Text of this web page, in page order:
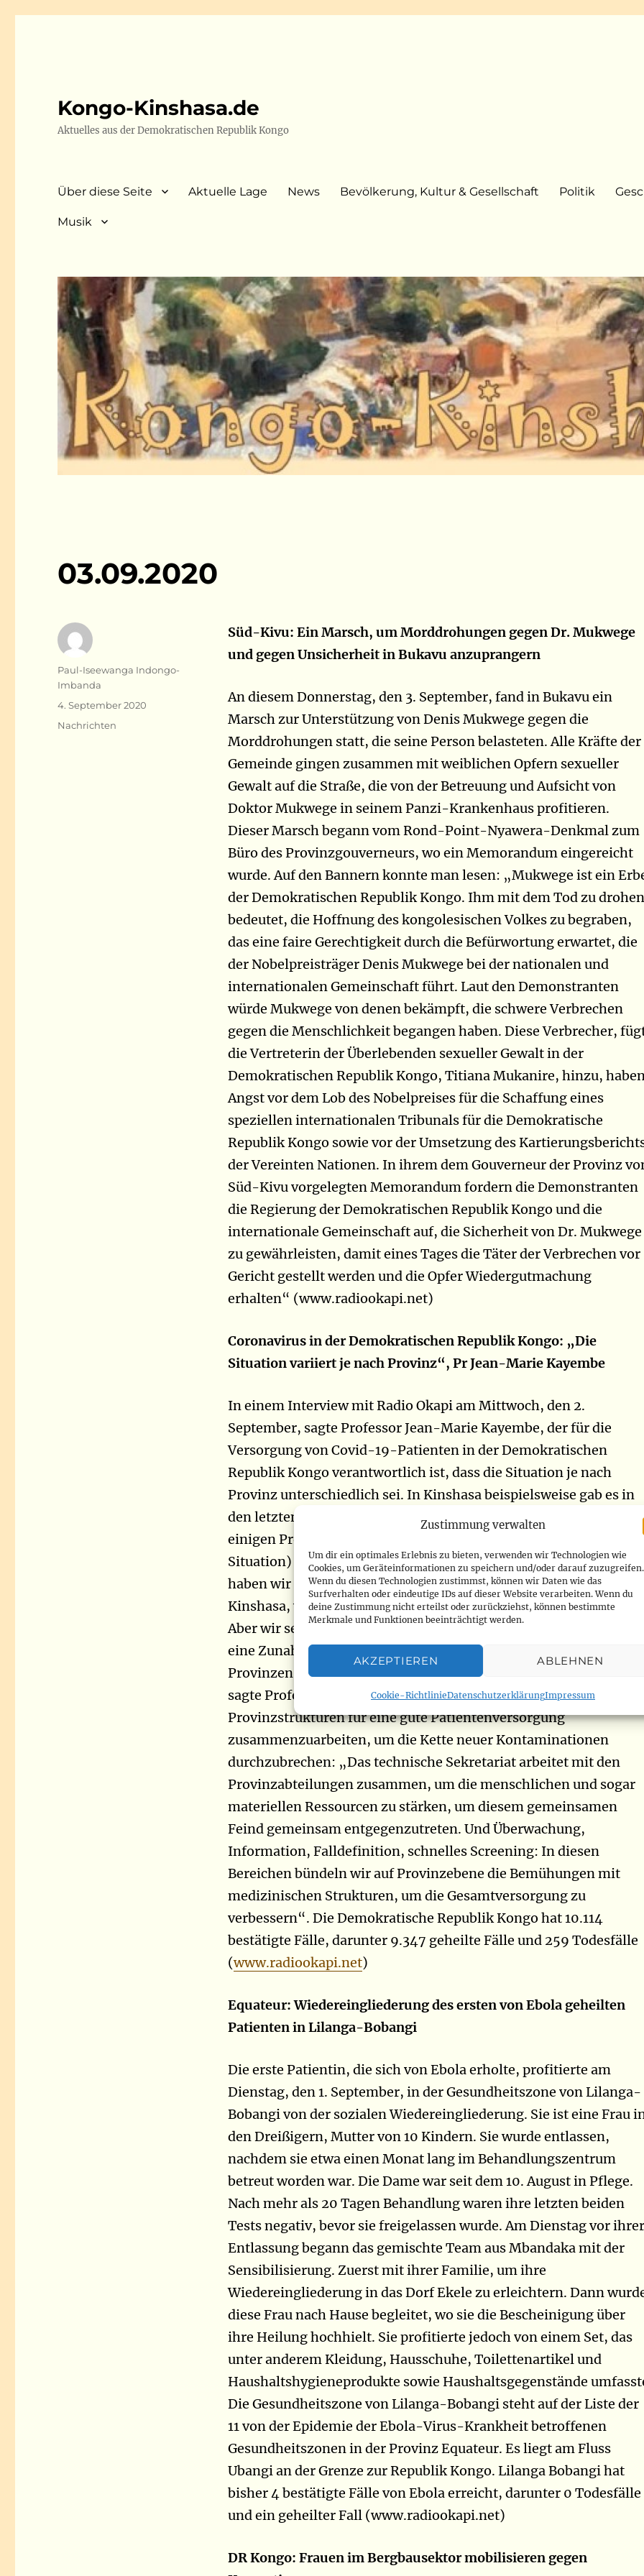
Zustimmung verwalten
Um dir ein optimales Erlebnis zu bieten, verwenden wir Technologien wie
Cookies, um Geräteinformationen zu speichern und/oder darauf zuzugreifen.
Wenn du diesen Technologien zustimmst, können wir Daten wie das
Surfverhalten oder eindeutige IDs auf dieser Website verarbeiten. Wenn du
deine Zustimmung nicht erteilst oder zurückziehst, können bestimmte
Merkmale und Funktionen beeinträchtigt werden.
AKZEPTIEREN ABLEHNEN
Cookie-RichtlinieDatenschutzerklärungImpressum
Kongo-Kinshasa.de
Aktuelles aus der Demokratischen Republik Kongo
Über diese Seite Aktuelle Lage News Bevölkerung, Kultur & Gesellschaft Politik
Musik
03.09.2020
Süd-Kivu: Ein Marsch, um Morddrohungen gegen Dr. Mukwege
und gegen Unsicherheit in Bukavu anzuprangern
An diesem Donnerstag, den 3. September, fand in Bukavu ein
Marsch zur Unterstützung von Denis Mukwege gegen die
Morddrohungen statt, die seine Person belasteten. Alle Kräfte der
Gemeinde gingen zusammen mit weiblichen Opfern sexueller
Gewalt auf die Straße, die von der Betreuung und Aufsicht von
Doktor Mukwege in seinem Panzi-Krankenhaus profitieren.
Dieser Marsch begann vom Rond-Point-Nyawera-Denkmal zum
Büro des Provinzgouverneurs, wo ein Memorandum eingereicht
wurde. Auf den Bannern konnte man lesen: „Mukwege ist ein
der Demokratischen Republik Kongo. Ihm mit dem Tod zu
bedeutet, die Hoffnung des kongolesischen Volkes zu begraben,
das eine faire Gerechtigkeit durch die Befürwortung erwartet, die
der Nobelpreisträger Denis Mukwege bei der nationalen und
internationalen Gemeinschaft führt. Laut den Demonstranten
würde Mukwege von denen bekämpft, die schwere Verbrechen
gegen die Menschlichkeit begangen haben. Diese Verbrecher,
die Vertreterin der Überlebenden sexueller Gewalt in der
Demokratischen Republik Kongo, Titiana Mukanire, hinzu,
Angst vor dem Lob des Nobelpreises für die Schaffung eines
speziellen internationalen Tribunals für die Demokratische
Republik Kongo sowie vor der Umsetzung des
der Vereinten Nationen. In ihrem dem Gouverneur der Provinz
Süd-Kivu vorgelegten Memorandum fordern die Demonstranten
die Regierung der Demokratischen Republik Kongo und die
internationale Gemeinschaft auf, die Sicherheit von Dr. Mukwege
zu gewährleisten, damit eines Tages die Täter der Verbrechen vor
Gericht gestellt werden und die Opfer Wiedergutmachung
erhalten“ (www.radiookapi.net)
Coronavirus in der Demokratischen Republik Kongo: „Die
Situation variiert je nach Provinz“, Pr Jean-Marie Kayembe
In einem Interview mit Radio Okapi am Mittwoch, den 2.
September, sagte Professor Jean-Marie Kayembe, der für die
Versorgung von Covid-19-Patienten in der Demokratischen
Republik Kongo verantwortlich ist, dass die Situation je nach
Provinz unterschiedlich sei. In Kinshasa beispielsweise gab es in
den letzten Wochen einen Rückgang neuer Fälle, während in
einigen Provinzen die Kontamination zunimmt. „Sie (die
Situation) befindet sich auf einer Berg- und Talfahrt. Zum
haben wir den ersten Cluster auf allgemeiner Ebene, nämlich
Kinshasa, wo die Situation etwas unter Kontrolle zu sein scheint.
Aber wir sehen in einigen Provinzen, insbesondere in Nord-Kivu,
eine Zunahme der Fälle. Wir glauben, dass die Situation in den
Provinzen anders ist, da die Vorbereitung nicht immer gleich
sagte Professor Jean-Marie Kayembe. Dafür behauptet er, mit
Provinzstrukturen für eine gute Patientenversorgung
zusammenzuarbeiten, um die Kette neuer Kontaminationen
durchzubrechen: „Das technische Sekretariat arbeitet mit den
Provinzabteilungen zusammen, um die menschlichen und sogar
materiellen Ressourcen zu stärken, um diesem gemeinsamen
Feind gemeinsam entgegenzutreten. Und Überwachung,
Information, Falldefinition, schnelles Screening: In diesen
Bereichen bündeln wir auf Provinzebene die Bemühungen mit
medizinischen Strukturen, um die Gesamtversorgung zu
verbessern“. Die Demokratische Republik Kongo hat 10.114
bestätigte Fälle, darunter 9.347 geheilte Fälle und 259 Todesfälle
(www.radiookapi.net)
Equateur: Wiedereingliederung des ersten von Ebola geheilten
Patienten in Lilanga-Bobangi
Die erste Patientin, die sich von Ebola erholte, profitierte am
Dienstag, den 1. September, in der Gesundheitszone von Lilanga-
Bobangi von der sozialen Wiedereingliederung. Sie ist eine Frau
den Dreißigern, Mutter von 10 Kindern. Sie wurde entlassen,
nachdem sie etwa einen Monat lang im Behandlungszentrum
betreut worden war. Die Dame war seit dem 10. August in Pflege.
Nach mehr als 20 Tagen Behandlung waren ihre letzten beiden
Tests negativ, bevor sie freigelassen wurde. Am Dienstag vor ihrer
Entlassung begann das gemischte Team aus Mbandaka mit der
Sensibilisierung. Zuerst mit ihrer Familie, um ihre
Wiedereingliederung in das Dorf Ekele zu erleichtern. Dann
diese Frau nach Hause begleitet, wo sie die Bescheinigung über
ihre Heilung hochhielt. Sie profitierte jedoch von einem Set, das
unter anderem Kleidung, Hausschuhe, Toilettenartikel und
Haushaltshygieneprodukte sowie Haushaltsgegenstände
Die Gesundheitszone von Lilanga-Bobangi steht auf der Liste der
11 von der Epidemie der Ebola-Virus-Krankheit betroffenen
Gesundheitszonen in der Provinz Equateur. Es liegt am Fluss
Ubangi an der Grenze zur Republik Kongo. Lilanga Bobangi hat
bisher 4 bestätigte Fälle von Ebola erreicht, darunter 0 Todesfälle
und ein geheilter Fall (www.radiookapi.net)
DR Kongo: Frauen im Bergbausektor mobilisieren gegen
Autor
Paul-Iseewanga Indongo-
Imbanda
Veröffentlicht
4. September 2020
Kategorien
Nachrichten